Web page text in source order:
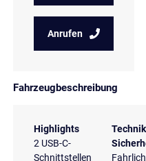
Anrufen
Fahrzeugbeschreibung
Highlights
2 USB-C-
Schnittstellen